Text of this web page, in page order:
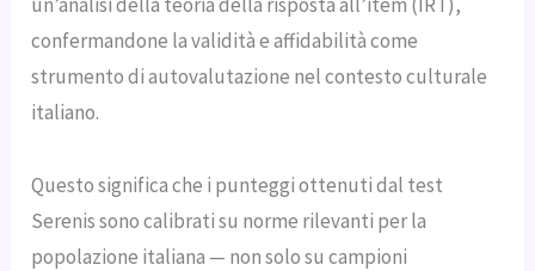
confermandone la validità e affidabilità come
strumento di autovalutazione nel contesto culturale
italiano.
Questo significa che i punteggi ottenuti dal test
Serenis sono calibrati su norme rilevanti per la
popolazione italiana — non solo su campioni